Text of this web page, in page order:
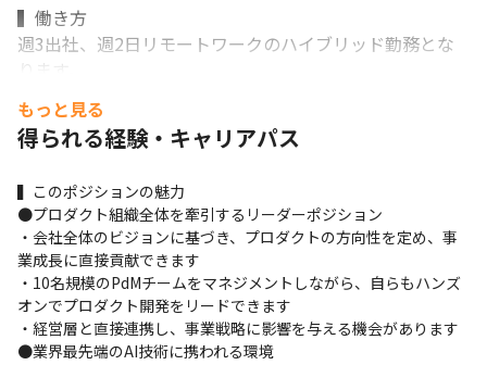
▍働き方
週3出社、週2日リモートワークのハイブリッド勤務とな
ります。
▍学習と開発の支援
・AIツール利用サポート
AIツール全般を会社負担で利用可能
・開発ツール支援
利用したい開発ツールが有償である場合、その費用を負
担 (年3万円まで)
・書籍購入補助
技術書など学習のために利用する書籍を会社費用で購入
可能 (半期3万円まで)
もっと見る
得られる経験・キャリアパス
▍このポジションの魅力
●プロダクト組織全体を牽引するリーダーポジション
・会社全体のビジョンに基づき、プロダクトの方向性を定め、事
業成長に直接貢献できます
・10名規模のPdMチームをマネジメントしながら、自らもハンズ
オンでプロダクト開発をリードできます
・経営層と直接連携し、事業戦略に影響を与える機会があります
●業界最先端のAI技術に携われる環境